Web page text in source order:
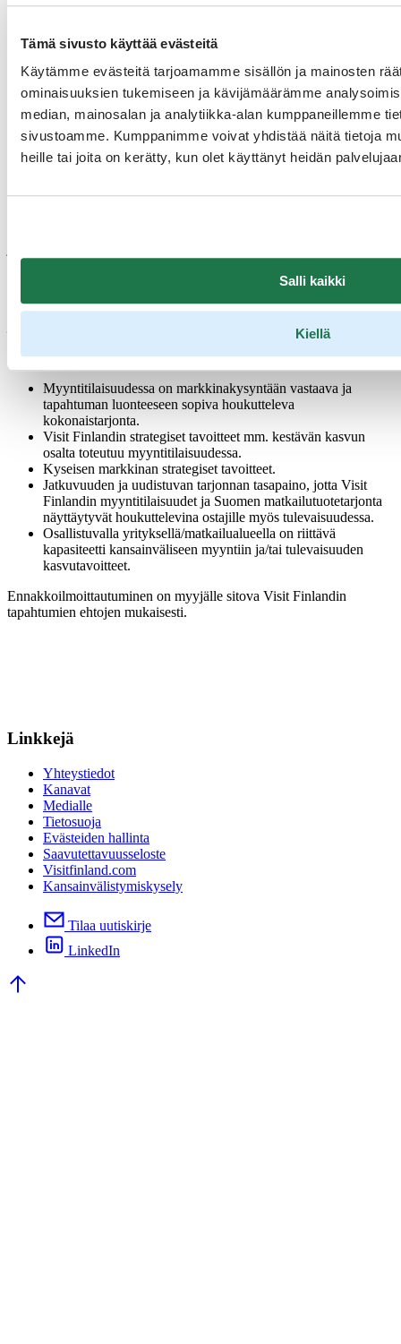
Tämä sivusto käyttää evästeitä
Käytämme evästeitä tarjoamamme sisällön ja mainosten
ominaisuuksien tukemiseen ja kävijämäärämme
median, mainosalan ja analytiikka-alan kumppaneillemme
sivustoamme. Kumppanimme voivat yhdistää näitä tietoja
heille tai joita on kerätty, kun olet käyttänyt heidän
Salli kaikki
Kiellä
Tiistai 1.10.2024 workshop klo 14:00-19:30
Hinta:
1490 € + VAT / yritys / yksi osallistuja / tapaamiskalenteri
400 € + VAT lisämaksu toinen osallistuja / yritys
HUOM! Vain yksi tapaamiskalenteri / pöytä, vaikka
HUOM! Ennakko-ilmoittautuminen on auki 15.4.2024 saakka,
myyntitapahtumaan. Osallistujavalinnassa Visit Finland ottaa
huomioon:
Myyntitilaisuudessa on markkinakysyntään vastaava ja
tapahtuman luonteeseen sopiva houkutteleva
kokonaistarjonta.
Visit Finlandin strategiset tavoitteet mm. kestävän kasvun
osalta toteutuu myyntitilaisuudessa.
Kyseisen markkinan strategiset tavoitteet.
Jatkuvuuden ja uudistuvan tarjonnan tasapaino, jotta Visit
Finlandin myyntitilaisuudet ja Suomen matkailutuotetarjonta
näyttäytyvät houkuttelevina ostajille myös tulevaisuudessa.
Osallistuvalla yrityksellä/matkailualueella on riittävä
kapasiteetti kansainväliseen myyntiin ja/tai tulevaisuuden
kasvutavoitteet.
Ennakkoilmoittautuminen on myyjälle sitova Visit Finlandin
tapahtumien ehtojen mukaisesti.
Linkkejä
Yhteystiedot
Kanavat
Medialle
Tietosuoja
Evästeiden hallinta
Saavutettavuusseloste
Visitfinland.com
Kansainvälistymiskysely
Tilaa uutiskirje
LinkedIn